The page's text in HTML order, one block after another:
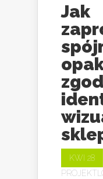
Jak
KWI 28